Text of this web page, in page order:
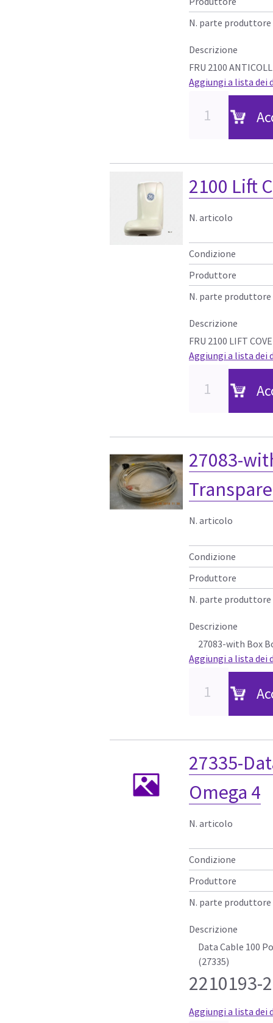
N. parte produttore
Descrizione
FRU 2100
Aggiungi a lista dei
2100 Lift
N. articolo
Condizione
Produttore
N. parte produttore
Descrizione
FRU 2100 LIFT
Aggiungi a lista dei
27083-
N. articolo
Condizione
Produttore
N. parte produttore
Descrizione
27083-with Box
Aggiungi a lista dei
27335-
Omega 4
N. articolo
Condizione
Produttore
N. parte produttore
Descrizione
Data Cable 100
(27335)
2210193-2
Aggiungi a lista dei